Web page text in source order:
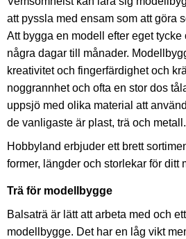
att pyssla med ensam som att göra
Att bygga en modell efter eget
några dagar till månader.
kreativitet och fingerfärdighet och
noggrannhet och ofta en stor dos
uppsjö med olika material att
de vanligaste är plast, trä och metall.
Hobbyland erbjuder ett brett
former, längder och storlekar för ditt
Trä för modellbygge
Balsaträ är lätt att arbeta med och
modellbygge. Det har en låg vikt